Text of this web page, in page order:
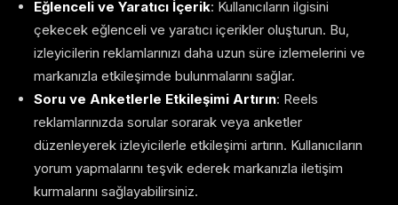
Eğlenceli ve Yaratıcı İçerik: Kullanıcıların ilgisini
çekecek eğlenceli ve yaratıcı içerikler oluşturun. Bu,
izleyicilerin reklamlarınızı daha uzun süre izlemelerini ve
markanızla etkileşimde bulunmalarını sağlar.
Soru ve Anketlerle Etkileşimi Artırın: Reels
reklamlarınızda sorular sorarak veya anketler
düzenleyerek izleyicilerle etkileşimi artırın. Kullanıcıların
yorum yapmalarını teşvik ederek markanızla iletişim
kurmalarını sağlayabilirsiniz.